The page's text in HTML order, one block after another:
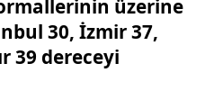
üzerine
30, İzmir 37,
39 dereceyi